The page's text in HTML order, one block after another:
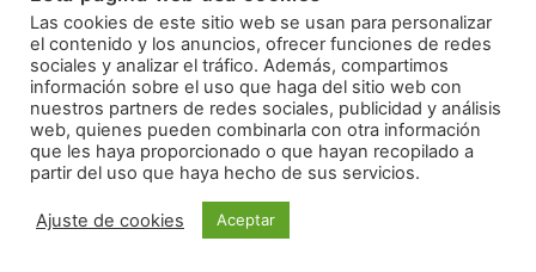
Las cookies de este sitio web se usan para personalizar
el contenido y los anuncios, ofrecer funciones de redes
sociales y analizar el tráfico. Además, compartimos
información sobre el uso que haga del sitio web con
nuestros partners de redes sociales, publicidad y análisis
web, quienes pueden combinarla con otra información
que les haya proporcionado o que hayan recopilado a
partir del uso que haya hecho de sus servicios.
Ajuste de cookies Aceptar